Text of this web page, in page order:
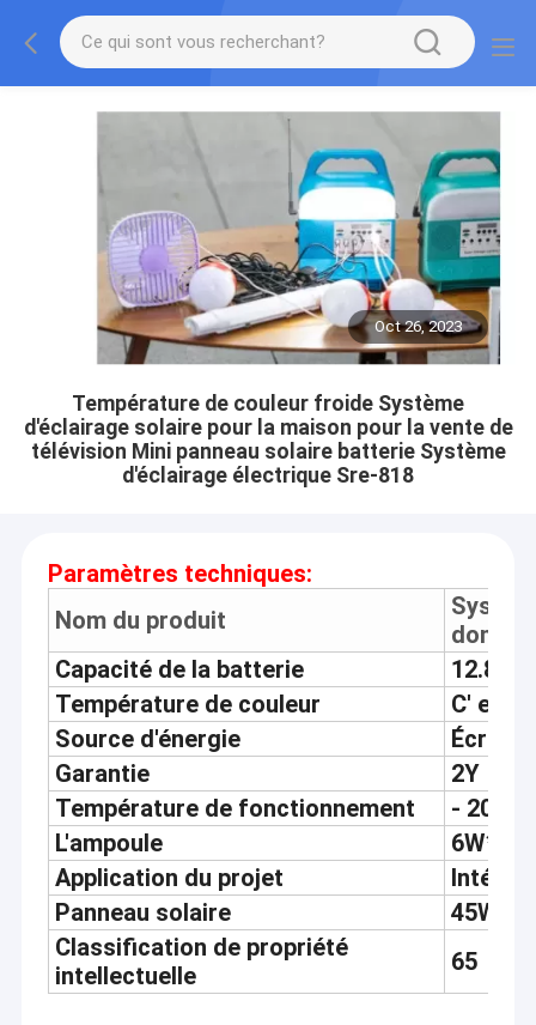
Oct 26, 2023
Température de couleur froide Système
d'éclairage solaire pour la maison pour la vente de
télévision Mini panneau solaire batterie Système
d'éclairage électrique Sre-818
Paramètres techniques:
Nom du produit
Capacité de la batterie
12.8V
Température de couleur
C' est
Source d'énergie
Écran
Garantie
2Y
Température de fonctionnement
- 20 à
L'ampoule
Application du projet
Panneau solaire
45W
Classification de propriété
intellectuelle
65